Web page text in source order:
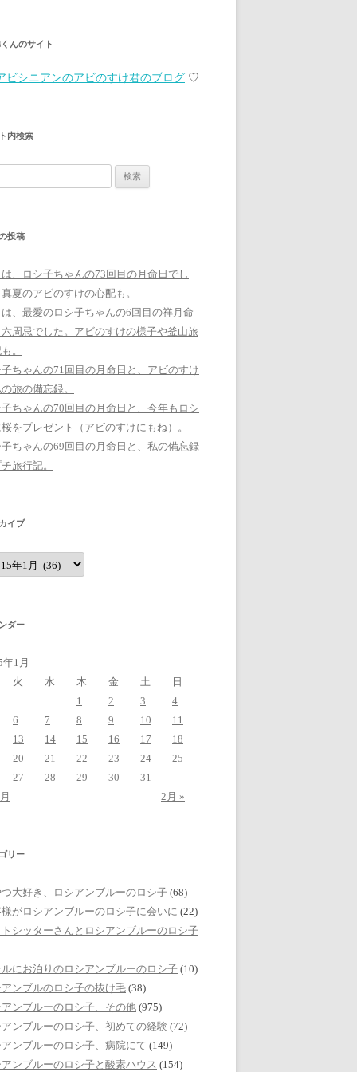
んのサイト
ビシニアンのアビのすけ君のブログ ♡
内検索
投稿
、ロシ子ちゃんの73回目の月命日でし
夏のアビのすけの心配も。
、最愛のロシ子ちゃんの6回目の祥月命
周忌でした。アビのすけの様子や釜山旅
。
ちゃんの71回目の月命日と、アビのすけ
旅の備忘録。
ちゃんの70回目の月命日と、今年もロシ
をプレゼント（アビのすけにもね）。
ちゃんの69回目の月命日と、私の備忘録
旅行記。
イブ
ダー
1月
火
水 木 金 土
日
1
2 3
4
6
7 8 9 10
11
13
14 15 16 17
18
20
21 22 23 24
25
27
28 29 30
31
2月 »
リー
大好き、ロシアンブルーのロシ子 (68)
がロシアンブルーのロシ子に会いに (22)
シッターさんとロシアンブルーのロシ子
にお泊りのロシアンブルーのロシ子 (10)
ンブルのロシ子の抜け毛 (38)
ンブルーのロシ子、その他 (975)
ンブルーのロシ子、初めての経験 (72)
ンブルーのロシ子、病院にて (149)
ンブルーのロシ子と酸素ハウス (154)